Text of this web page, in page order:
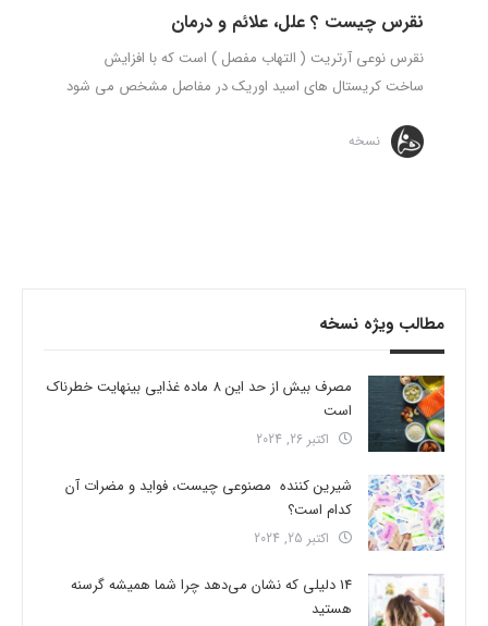
نقرس چیست ؟ علل، علائم و درمان
نقرس نوعی آرتریت ( التهاب مفصل ) است که با افزایش
ساخت کریستال های اسید اوریک در مفاصل مشخص می شود
نسخه
مطالب ویژه نسخه
مصرف بیش از حد این 8 ماده غذایی بینهایت خطرناک
است
اکتبر 26, 2024
شیرین کننده مصنوعی چیست، فواید و مضرات آن
کدام است؟
اکتبر 25, 2024
14 دلیلی که نشان می‌دهد چرا شما همیشه گرسنه
هستید